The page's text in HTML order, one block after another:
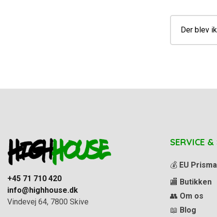
Der blev
+45 71 710 420
info@highhouse.dk
Vindevej 64, 7800 Skive
SERVICE
💰 EU
🏬 Butikken
👥 Om os
📖 Blog